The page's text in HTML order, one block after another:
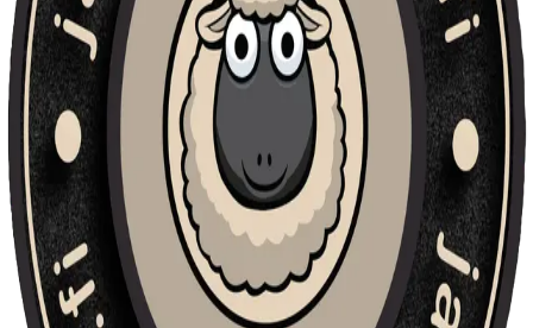
Facebook Instagram
YouTube
© 2026 Janoinenlammas.fi. Kaikki oikeudet pidätetään.